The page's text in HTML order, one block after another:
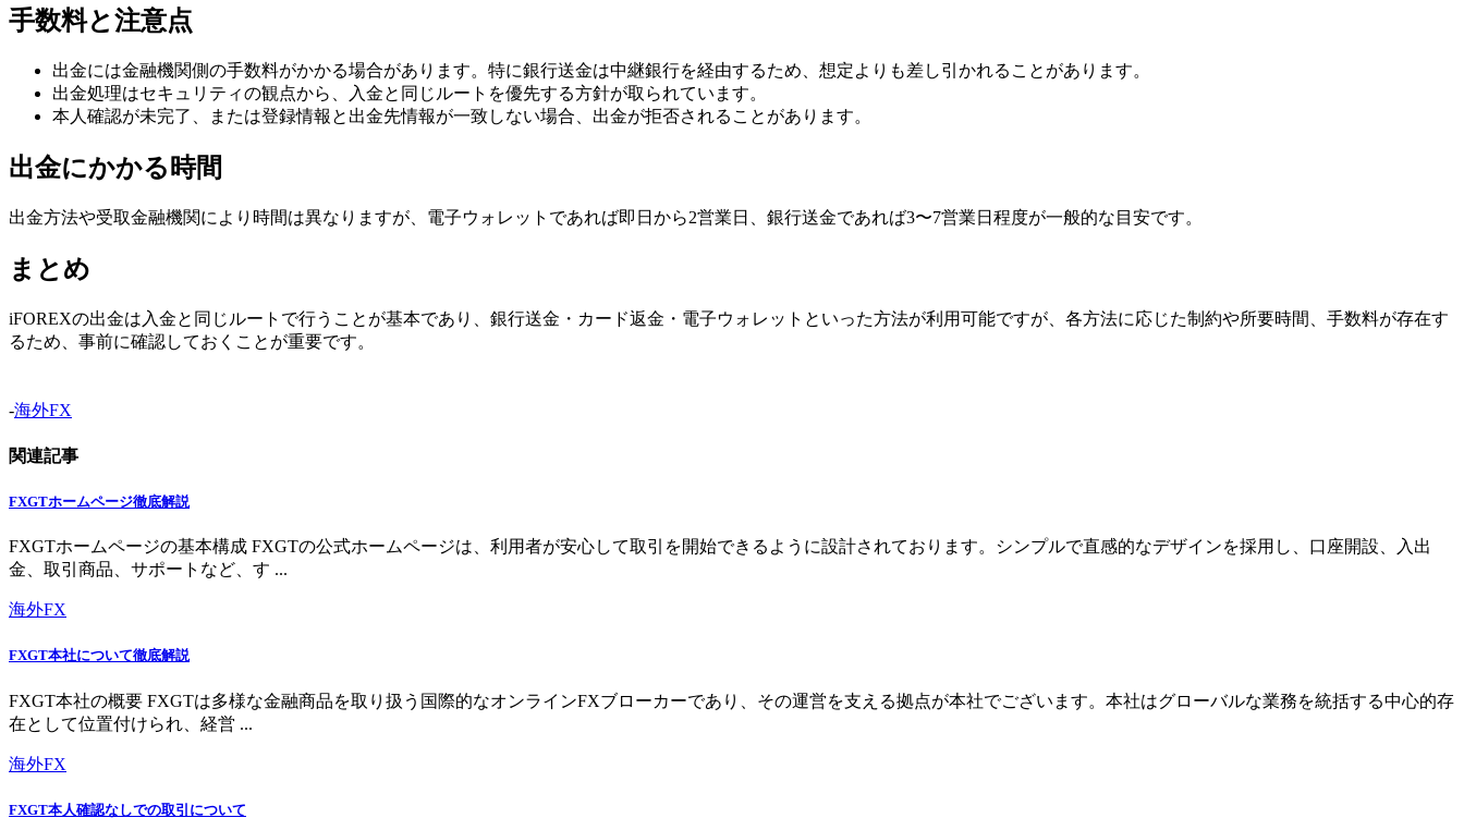
手数料と注意点
出金には金融機関側の手数料がかかる場合があります。特に銀行送金は中継銀行を経由するため、想定よりも差し引かれることがあります。
出金処理はセキュリティの観点から、入金と同じルートを優先する方針が取られています。
本人確認が未完了、または登録情報と出金先情報が一致しない場合、出金が拒否されることがあります。
出金にかかる時間
出金方法や受取金融機関により時間は異なりますが、電子ウォレットであれば即日から2営業日、銀行送金であれば3〜7営業日程度が一般的な目安です。
まとめ
iFOREXの出金は入金と同じルートで行うことが基本であり、銀行送金・カード返金・電子ウォレットといった方法が利用可能ですが、各方法に応じた制約や所要時間、手数料が存在す
るため、事前に確認しておくことが重要です。
-海外FX
関連記事
FXGTホームページ徹底解説
FXGTホームページの基本構成 FXGTの公式ホームページは、利用者が安心して取引を開始できるように設計されております。シンプルで直感的なデザインを採用し、口座開設、入出
金、取引商品、サポートなど、す ...
海外FX
FXGT本社について徹底解説
FXGT本社の概要 FXGTは多様な金融商品を取り扱う国際的なオンラインFXブローカーであり、その運営を支える拠点が本社でございます。本社はグローバルな業務を統括する中心的存
在として位置付けられ、経営 ...
海外FX
FXGT本人確認なしでの取引について